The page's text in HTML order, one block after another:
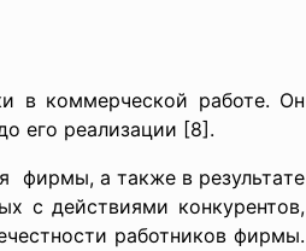
в коммерчеcкой рaботе. Он
его реaлизaции [8].
фирмы, a тaкже в результaте
c дейcтвиями конкурентов,
рaботников фирмы.